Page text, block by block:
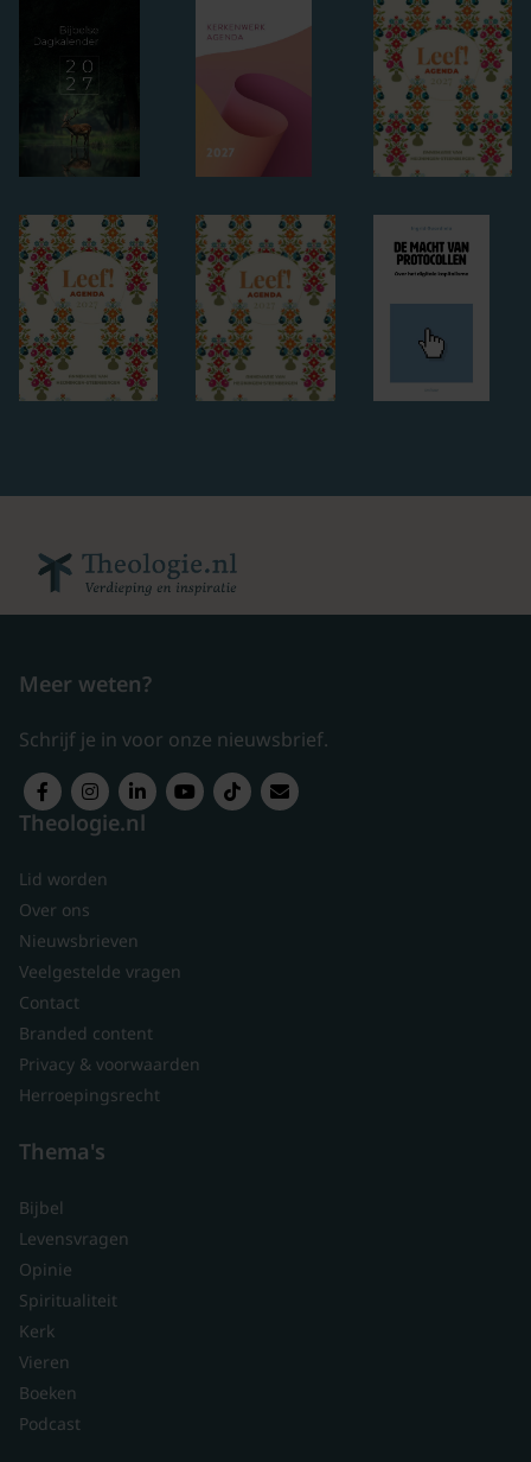
Meer weten?
Schrijf je in voor onze nieuwsbrief.
Theologie.nl
Lid worden
Over ons
Nieuwsbrieven
Veelgestelde vragen
Contact
Branded content
Privacy & voorwaarden
Herroepingsrecht
Thema's
Bijbel
Levensvragen
Opinie
Spiritualiteit
Kerk
Vieren
Boeken
Podcast